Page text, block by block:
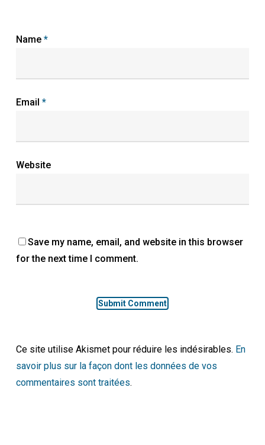
Name *
Email *
Website
Save my name, email, and website in this browser
for the next time I comment.
Ce site utilise Akismet pour réduire les indésirables. En
savoir plus sur la façon dont les données de vos
commentaires sont traitées.